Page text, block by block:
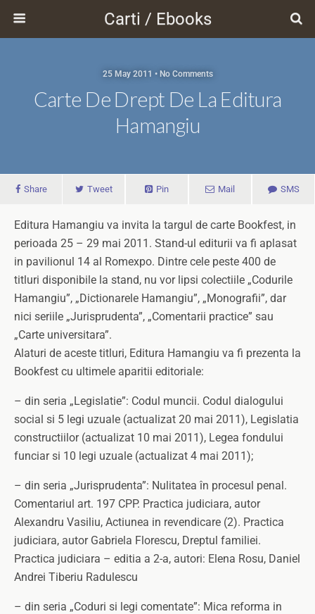
Carti / Ebooks
25 May 2011 • No Comments
Carte De Drept De La Editura
Hamangiu
Share Tweet Pin Mail SMS
Editura Hamangiu va invita la targul de carte Bookfest, in
perioada 25 – 29 mai 2011. Stand-ul editurii va fi aplasat
in pavilionul 14 al Romexpo. Dintre cele peste 400 de
titluri disponibile la stand, nu vor lipsi colectiile „Codurile
Hamangiu”, „Dictionarele Hamangiu”, „Monografii”, dar
nici seriile „Jurisprudenta”, „Comentarii practice” sau
„Carte universitara”.
Alaturi de aceste titluri, Editura Hamangiu va fi prezenta la
Bookfest cu ultimele aparitii editoriale:
– din seria „Legislatie”: Codul muncii. Codul dialogului
social si 5 legi uzuale (actualizat 20 mai 2011), Legislatia
constructiilor (actualizat 10 mai 2011), Legea fondului
funciar si 10 legi uzuale (actualizat 4 mai 2011);
– din seria „Jurisprudenta”: Nulitatea în procesul penal.
Comentariul art. 197 CPP. Practica judiciara, autor
Alexandru Vasiliu, Actiunea in revendicare (2). Practica
judiciara, autor Gabriela Florescu, Dreptul familiei.
Practica judiciara – editia a 2-a, autori: Elena Rosu, Daniel
Andrei Tiberiu Radulescu
– din seria „Coduri si legi comentate”: Mica reforma in